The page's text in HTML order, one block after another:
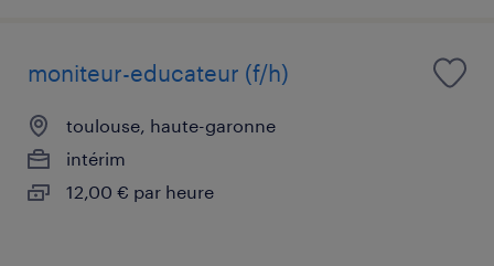
moniteur-educateur (f/h)
toulouse, haute-garonne
intérim
12,00 € par heure